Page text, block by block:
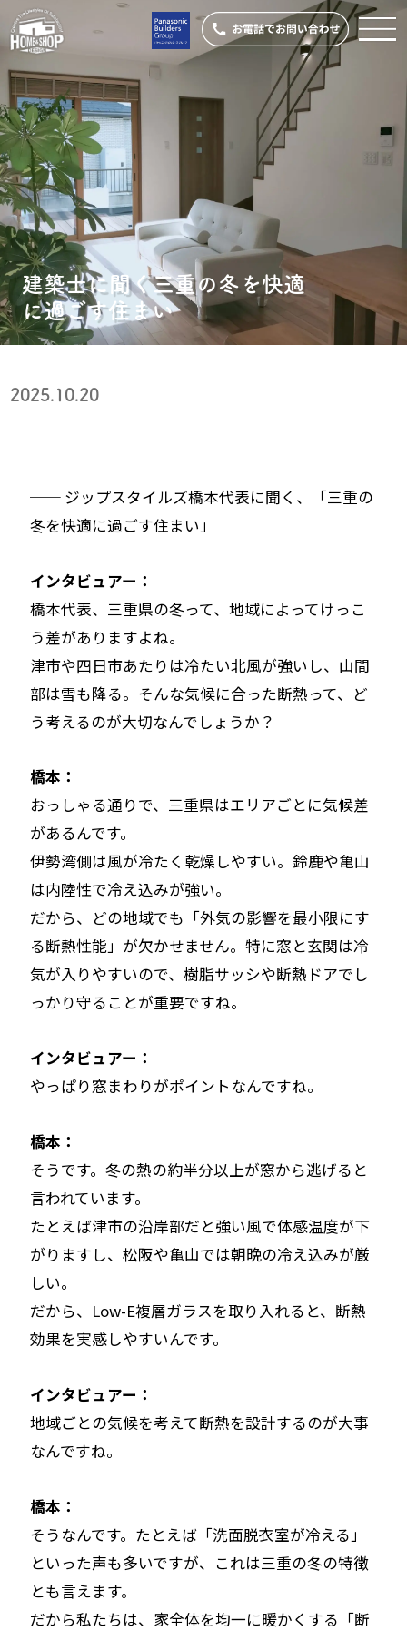
建築士に聞く三重の冬を快適
に過ごす住まい
2025.10.20
── ジップスタイルズ橋本代表に聞く、「三重の
冬を快適に過ごす住まい」
インタビュアー：
橋本代表、三重県の冬って、地域によってけっこ
う差がありますよね。
津市や四日市あたりは冷たい北風が強いし、山間
部は雪も降る。そんな気候に合った断熱って、ど
う考えるのが大切なんでしょうか？
橋本：
おっしゃる通りで、三重県はエリアごとに気候差
があるんです。
伊勢湾側は風が冷たく乾燥しやすい。鈴鹿や亀山
は内陸性で冷え込みが強い。
だから、どの地域でも「外気の影響を最小限にす
る断熱性能」が欠かせません。特に窓と玄関は冷
気が入りやすいので、樹脂サッシや断熱ドアでし
っかり守ることが重要ですね。
インタビュアー：
やっぱり窓まわりがポイントなんですね。
橋本：
そうです。冬の熱の約半分以上が窓から逃げると
言われています。
たとえば津市の沿岸部だと強い風で体感温度が下
がりますし、松阪や亀山では朝晩の冷え込みが厳
しい。
だから、Low-E複層ガラスを取り入れると、断熱
効果を実感しやすいんです。
インタビュアー：
地域ごとの気候を考えて断熱を設計するのが大事
なんですね。
橋本：
そうなんです。たとえば「洗面脱衣室が冷える」
といった声も多いですが、これは三重の冬の特徴
とも言えます。
だから私たちは、家全体を均一に暖かくする「断